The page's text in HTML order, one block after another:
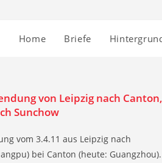
Home Briefe
von Leipzig nach Canton,
Sunchow
vom 3.4.11 aus Leipzig nach
bei Canton (heute: Guangzhou).